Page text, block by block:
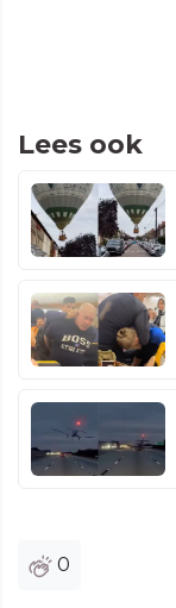
Lees ook
0